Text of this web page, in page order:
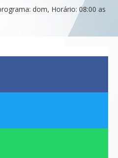
dom, Horário: 08:00 as